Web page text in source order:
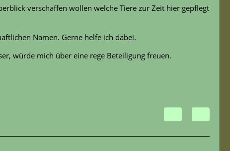
verschaffen wollen welche Tiere zur Zeit hier gepflegt
Namen. Gerne helfe ich dabei.
würde mich über eine rege Beteiligung freuen.